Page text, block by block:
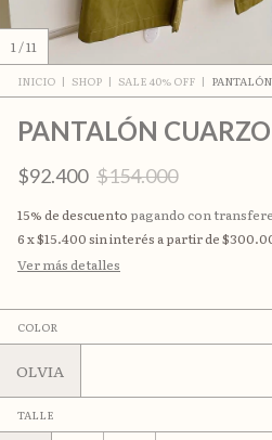
1/11
INICIO | SHOP | SALE 40% OFF |
PANTALÓN
$92.400 $154.000
15% de descuento pagando con
6x$15.400sin interés
Ver más detalles
COLOR
OLVIA
TALLE